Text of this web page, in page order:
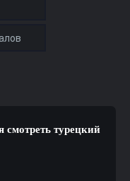
смотреть турецкий